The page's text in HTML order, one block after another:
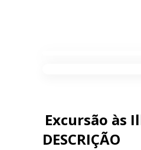
Excursão às
DESCRIÇÃO